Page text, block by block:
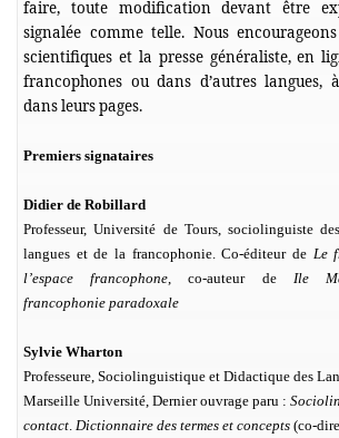
faire, toute modification devant être
signalée comme telle. Nous
scientifiques et la presse généraliste, en
francophones ou dans d’autres langues,
dans leurs pages.
Premiers signataires
Didier de Robillard
Professeur, Université de Tours, sociolinguiste
langues et de la francophonie. Co-éditeur de Le
l’espace francophone, co-auteur de Ile
francophonie paradoxale
Sylvie Wharton
Professeure, Sociolinguistique et Didactique des
Marseille Université, Dernier ouvrage paru :
contact. Dictionnaire des termes et concepts (co-